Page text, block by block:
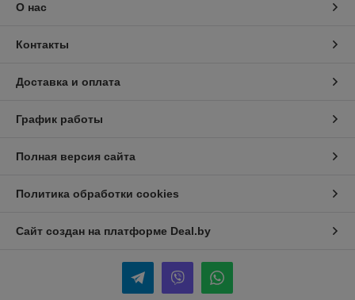
О нас
Контакты
Доставка и оплата
График работы
Полная версия сайта
Политика обработки cookies
Сайт создан на платформе Deal.by